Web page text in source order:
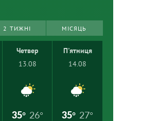
2 ТИЖНІ МІСЯЦЬ
Четвер
13.08
35° 26°
П'ятниця
14.08
35° 27°